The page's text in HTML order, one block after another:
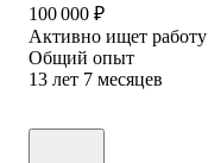
100 000 ₽
Активно ищет работу
Общий опыт
13 лет 7 месяцев